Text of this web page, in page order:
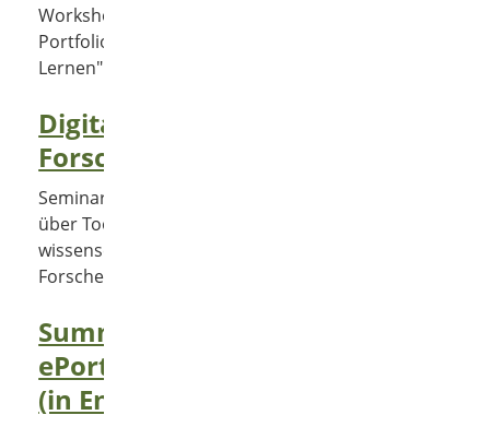
Workshopmaterialien zu "E-
Portfolios, Apps und mobiles
Lernen"
Digitale
Forschungswerkzeuge
Seminarmaterialien zum Überblick
über Tools zur Unterstützung von
wissenschaftlichem Arbeiten und
Forschen
Summary of my
ePortfolio experiences
(in English)